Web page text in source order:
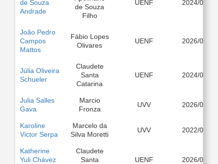
de Souza
Andrade
de Souza
Filho
UENF 2024/03
João Pedro
Campos
Mattos
Fábio Lopes
Olivares
UENF 2026/03
Júlia Oliveira
Schueler
Claudete
Santa
Catarina
UENF 2024/08
Julia Salles
Gava
Marcio
Fronza
UVV 2026/03
Karoline
Victor Serpa
Marcelo da
Silva Moretti
UVV 2022/03
Katherine
Yuli Chávez
Claudete
Santa
UENF 2026/03